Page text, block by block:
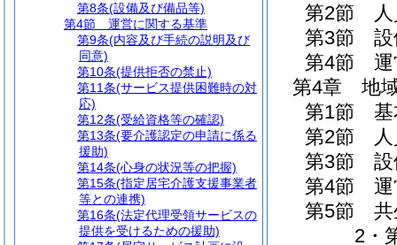
第2節
第3節
第4節
第4章
地
第1節
第2節
第3節
第4節
第5節
2・
第8条(設備及び備品等)
第4節
運営に関する基準
第9条(内容及び手続の説明及び
同意)
第10条(提供拒否の禁止)
第11条(サービス提供困難時の対
応)
第12条(受給資格等の確認)
第13条(要介護認定の申請に係る
援助)
第14条(心身の状況等の把握)
第15条(指定居宅介護支援事業者
等との連携)
第16条(法定代理受領サービスの
提供を受けるための援助)